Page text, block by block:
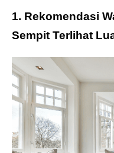
1. Rekomendasi
Sempit Terlihat